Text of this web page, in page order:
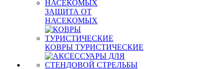
ЗАЩИТА ОТ
НАСЕКОМЫХ
КОВРЫ ТУРИСТИЧЕСКИЕ